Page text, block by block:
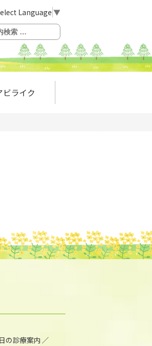
Language▼
ビライク
の診療案内